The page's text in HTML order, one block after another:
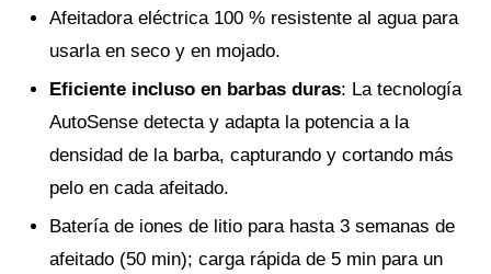
Afeitadora eléctrica 100 % resistente al agua para
usarla en seco y en mojado.
Eficiente incluso en barbas duras: La tecnología
AutoSense detecta y adapta la potencia a la
densidad de la barba, capturando y cortando más
pelo en cada afeitado.
Batería de iones de litio para hasta 3 semanas de
afeitado (50 min); carga rápida de 5 min para un